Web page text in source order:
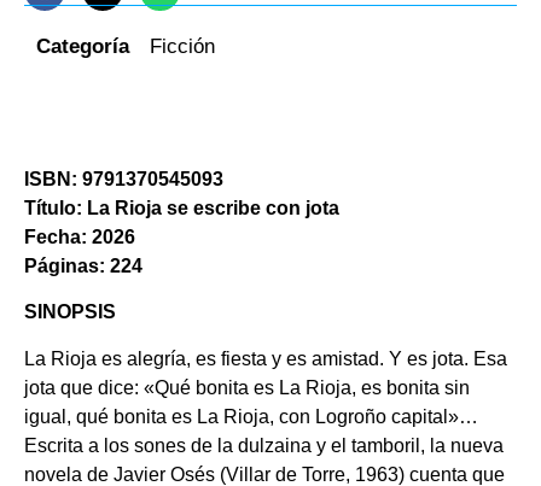
Categoría Ficción
ISBN: 9791370545093
Título: La Rioja se escribe con jota
Fecha: 2026
Páginas: 224
SINOPSIS
La Rioja es alegría, es fiesta y es amistad. Y es jota. Esa
jota que dice: «Qué bonita es La Rioja, es bonita sin
igual, qué bonita es La Rioja, con Logroño capital»…
Escrita a los sones de la dulzaina y el tamboril, la nueva
novela de Javier Osés (Villar de Torre, 1963) cuenta que